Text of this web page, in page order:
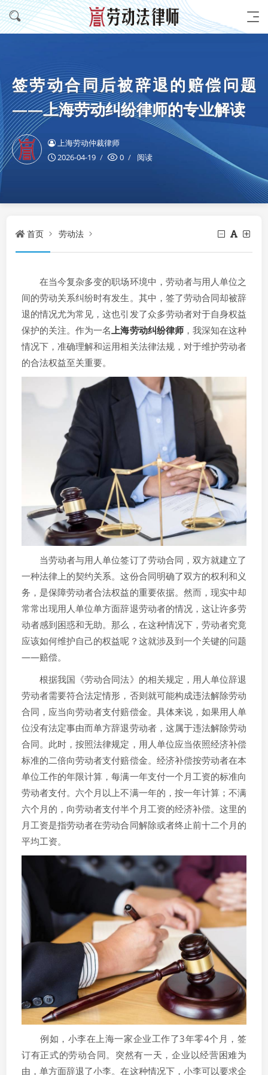
签劳动合同后被辞退的赔偿问题
——上海劳动纠纷律师的专业解读
上海劳动仲裁律师
2026-04-19
0 阅读
首页 劳动法
在当今复杂多变的职场环境中，劳动者与用人单位之
间的劳动关系纠纷时有发生。其中，签了劳动合同却被辞
退的情况尤为常见，这也引发了众多劳动者对于自身权益
保护的关注。作为一名上海劳动纠纷律师，我深知在这种
情况下，准确理解和运用相关法律法规，对于维护劳动者
的合法权益至关重要。
当劳动者与用人单位签订了劳动合同，双方就建立了
一种法律上的契约关系。这份合同明确了双方的权利和义
务，是保障劳动者合法权益的重要依据。然而，现实中却
常常出现用人单位单方面辞退劳动者的情况，这让许多劳
动者感到困惑和无助。那么，在这种情况下，劳动者究竟
应该如何维护自己的权益呢？这就涉及到一个关键的问题
——赔偿。
根据我国《劳动合同法》的相关规定，用人单位辞退
劳动者需要符合法定情形，否则就可能构成违法解除劳动
合同，应当向劳动者支付赔偿金。具体来说，如果用人单
位没有法定事由而单方辞退劳动者，这属于违法解除劳动
合同。此时，按照法律规定，用人单位应当依照经济补偿
标准的二倍向劳动者支付赔偿金。经济补偿按劳动者在本
单位工作的年限计算，每满一年支付一个月工资的标准向
劳动者支付。六个月以上不满一年的，按一年计算；不满
六个月的，向劳动者支付半个月工资的经济补偿。这里的
月工资是指劳动者在劳动合同解除或者终止前十二个月的
平均工资。
例如，小李在上海一家企业工作了3年零4个月，签
订有正式的劳动合同。突然有一天，企业以经营困难为
由，单方面辞退了小李。在这种情况下，小李可以要求企